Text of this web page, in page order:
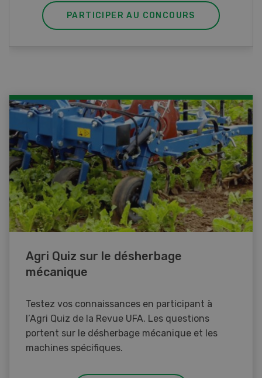
PARTICIPER AU CONCOURS
Agri Quiz sur le désherbage
mécanique
Testez vos connaissances en participant à
l’Agri Quiz de la Revue UFA. Les questions
portent sur le désherbage mécanique et les
machines spécifiques.